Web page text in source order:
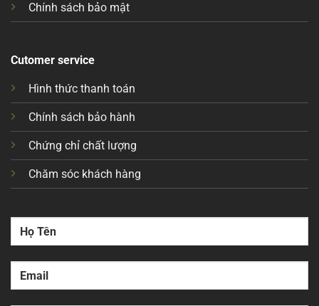
Chính sách bảo mật
Cutomer service
Hình thức thanh toán
Chính sách bảo hành
Chứng chỉ chất lượng
Chăm sóc khách hàng